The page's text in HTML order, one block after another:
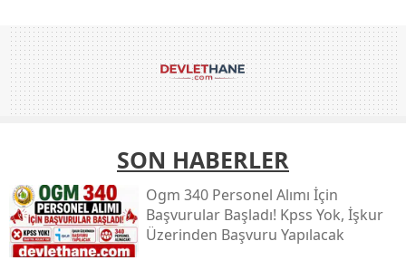
SON HABERLER
Ogm 340 Personel Alımı İçin
Başvurular Başladı! Kpss Yok, İşkur
Üzerinden Başvuru Yapılacak